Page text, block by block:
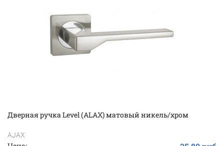
Дверная ручка Level (ALAX) матовый никель/хром
AJAX